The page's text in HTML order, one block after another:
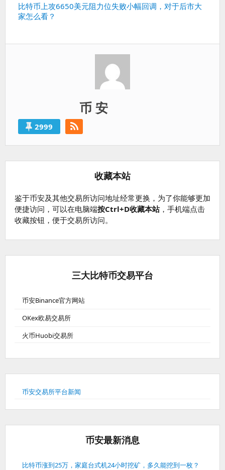
下
一
比特币上攻6650美元阻力位失败小幅回调，对于后市大
家怎么看？
币 安
2999
收藏本站
鉴于币安及其他交易所访问地址经常更换，为了你能够更加
便捷访问，可以在电脑端按Ctrl+D收藏本站，手机端点击
收藏按钮，便于交易所访问。
三大比特币交易平台
币安Binance官方网站
OKex欧易交易所
火币Huobi交易所
币安交易所平台新闻
币安最新消息
比特币涨到25万，家庭台式机24小时挖矿，多久能挖到一枚？